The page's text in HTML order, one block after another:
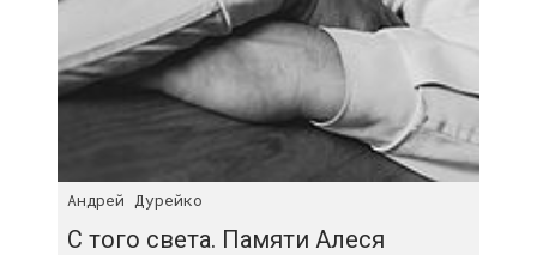
Андрей Дурейко
С того света. Памяти Алеся